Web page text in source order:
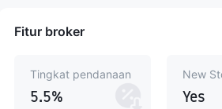
Fitur broker
Tingkat pendanaan
5.5%
New
Yes